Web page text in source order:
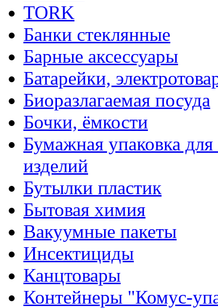
TORK
Банки стеклянные
Барные аксессуары
Батарейки,
Биоразлагаемая посуда
Бочки, ёмкости
Бумажная упаковка
изделий
Бутылки пластик
Бытовая химия
Вакуумные пакеты
Инсектициды
Канцтовары
Контейнеры "Комус-